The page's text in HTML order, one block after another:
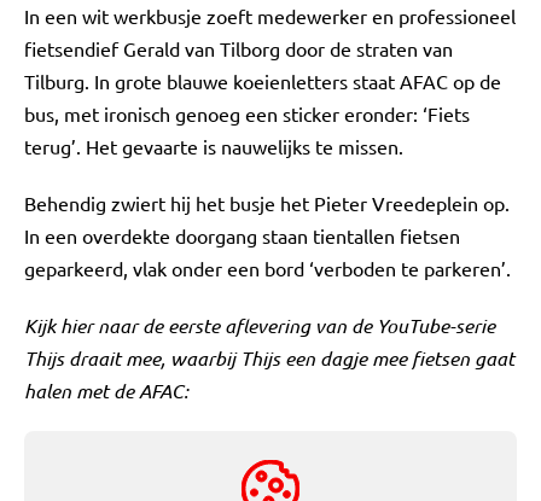
In een wit werkbusje zoeft medewerker en professioneel
fietsendief Gerald van Tilborg door de straten van
Tilburg. In grote blauwe koeienletters staat AFAC op de
bus, met ironisch genoeg een sticker eronder: ‘Fiets
terug’. Het gevaarte is nauwelijks te missen.
Behendig zwiert hij het busje het Pieter Vreedeplein op.
In een overdekte doorgang staan tientallen fietsen
geparkeerd, vlak onder een bord ‘verboden te parkeren’.
Kijk hier naar de eerste aflevering van de YouTube-serie
Thijs draait mee, waarbij Thijs een dagje mee fietsen gaat
halen met de AFAC: